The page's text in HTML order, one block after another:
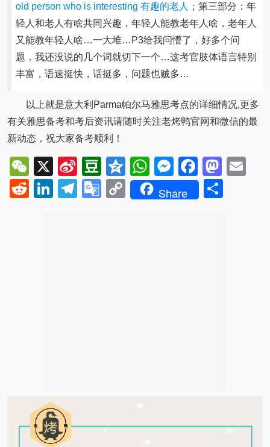
old person who is interesting 有趣的老人
；第三部分：年
轻人和老人有啥共同兴趣，年轻人能教老年人啥，老年人
又能教年轻人啥…一大堆…P3给我问懵了，好多个问
题，我还没说的几个词就切下一个…这考官肢体语言特别
丰富，语速挺快，话挺多，问题也贼多…
以上就是意大利Parma帕尔马雅思考点的详细情况,更多
有关雅思备考和考后资讯请随时关注老烤鸭官网和微信的最
新动态，祝大家备考顺利！
WeChat
X Sina
Weibo
Douban
Qzone
WhatsApp
Messenger
Reddit
LinkedIn
Telegram
Google
CopyShare